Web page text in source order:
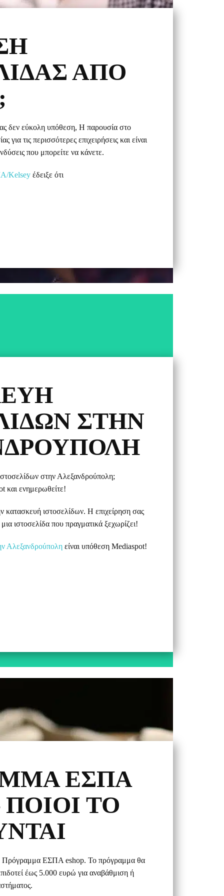
ΑΠΌ
δεν εύκολη υπόθεση, Η παρουσία στο
για τις περισσότερες επιχειρήσεις και είναι
που μπορείτε να κάνετε.
Kelsey έδειξε ότι
ΣΤΗΝ
στην Αλεξανδρούπολη;
και ενημερωθείτε!
κατασκευή ιστοσελίδων. Η επιχείρηση σας
ιστοσελίδα που πραγματικά ξεχωρίζει!
Αλεξανδρούπολη είναι υπόθεση Mediaspot!
ΕΣΠΑ
ΠΟΙΟΙ ΤΟ
Πρόγραμμα ΕΣΠΑ eshop. Το πρόγραμμα θα
έως 5.000 ευρώ για αναβάθμιση ή